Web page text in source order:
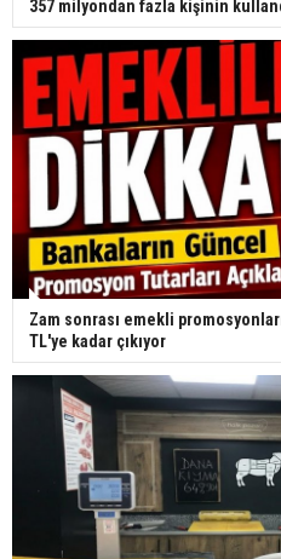
357 milyondan fazla kişinin
Zam sonrası emekli
TL'ye kadar çıkıyor